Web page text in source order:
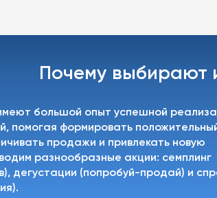
Почему выбирают
большой опыт успешной
помогая формировать
продажи и привлекать новую
разнообразные акции: семплинг
дегустации (попробуй-продай) и